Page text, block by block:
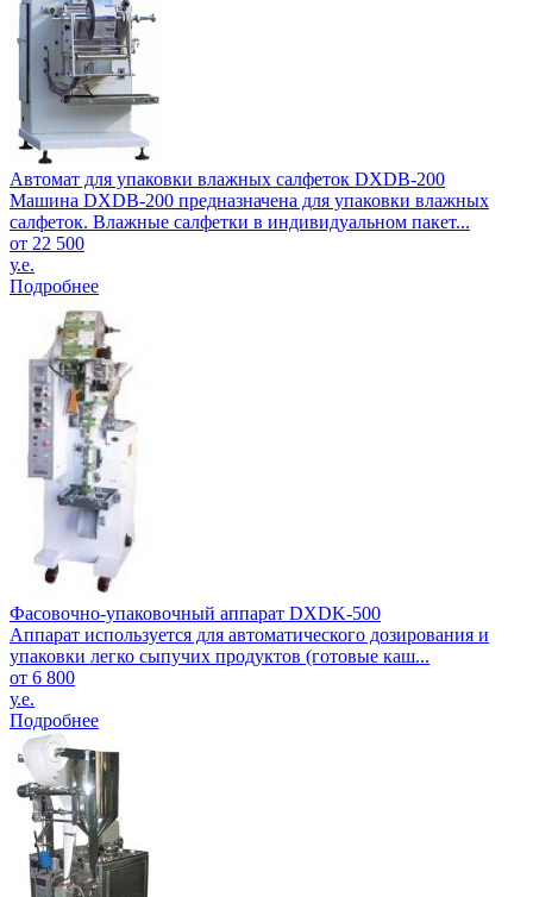
Автомат для упаковки влажных салфеток DXDB-200
Машина DXDB-200 предназначена для упаковки влажных
салфеток. Влажные салфетки в индивидуальном пакет...
от 22 500
у.е.
Подробнее
Фасовочно-упаковочный аппарат DXDK-500
Аппарат используется для автоматического дозирования и
упаковки легко сыпучих продуктов (готовые каш...
от 6 800
у.е.
Подробнее